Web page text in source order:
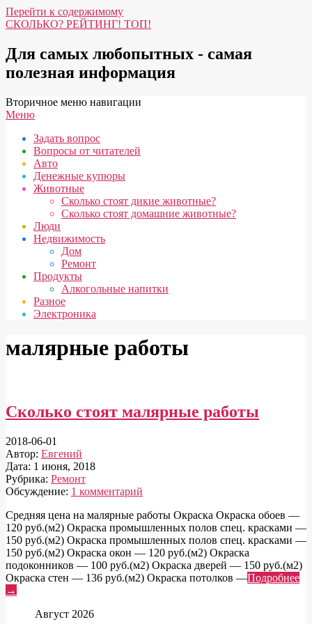
Перейти к содержимому
СКОЛЬКО? РЕЙТИНГ! ТОП!
Для самых любопытных - самая
полезная информация
Вторичное меню навигации
Меню
Задать вопрос
Вопросы от читателей
Авто
Денежные купюры
Животные
Сколько стоят дикие животные?
Сколько стоят домашние животные?
Люди
Недвижимость
Дом
Ремонт
Продукты
Алкогольные напитки
Разное
Электроника
малярные работы
Сколько стоят малярные работы
2018-06-01
Автор: Евгений
Дата: 1 июня, 2018
Рубрика: Ремонт
Обсуждение: 1 комментарий
Средняя цена на малярные работы Окраска Окраска обоев —
120 руб.(м2) Окраска промышленных полов спец. красками —
150 руб.(м2) Окраска промышленных полов спец. красками —
150 руб.(м2) Окраска окон — 120 руб.(м2) Окраска
подоконников — 100 руб.(м2) Окраска дверей — 150 руб.(м2)
Окраска стен — 136 руб.(м2) Окраска потолков —Подробнее
→
Август 2026